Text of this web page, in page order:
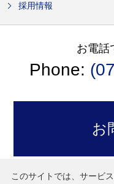
このサイトでは、サービ
採用情報
お電話
Phone:
お